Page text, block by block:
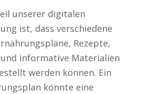
unserer digitalen
ist, dass verschiedene
Rezepte,
informative Materialien
werden können. Ein
könnte eine